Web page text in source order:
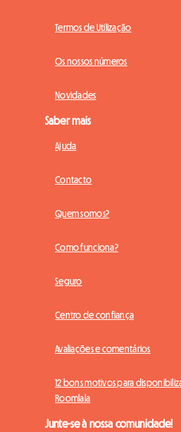
Termos de Utilização
Os nossos números
Novidades
Saber mais
Ajuda
Contacto
Quem somos?
Como funciona?
Seguro
Centro de confiança
Avaliações e comentários
12 bons motivos para
Roomlala
Junte-se à nossa comunidade!